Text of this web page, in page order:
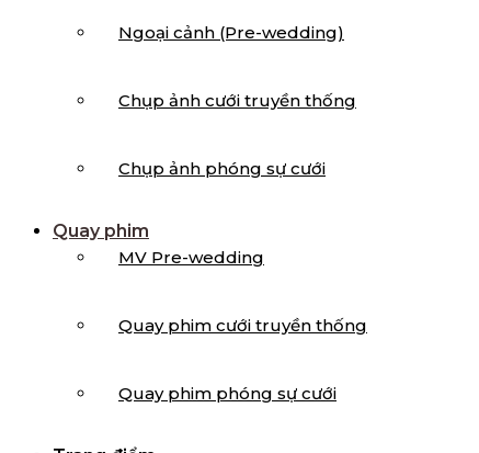
Ngoại cảnh (Pre-wedding)
Chụp ảnh cưới truyền thống
Chụp ảnh phóng sự cưới
Quay phim
MV Pre-wedding
Quay phim cưới truyền thống
Quay phim phóng sự cưới